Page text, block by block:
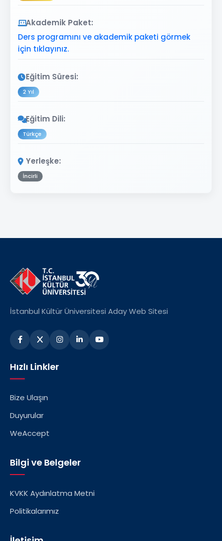
Akademik Paket:
Ders programını ve akademik paketi görmek
için tıklayınız.
Eğitim Süresi:
2 Yıl
Eğitim Dili:
Türkçe
Yerleşke:
İncirli
İstanbul Kültür Üniversitesi Aday Web Sitesi
Hızlı Linkler
Bize Ulaşın
Duyurular
WeAccept
Bilgi ve Belgeler
KVKK Aydınlatma Metni
Politikalarımız